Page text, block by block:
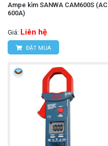
Ampe kìm SANWA CAM600S (AC
600A)
Giá: Liên hệ
ĐẶT MUA